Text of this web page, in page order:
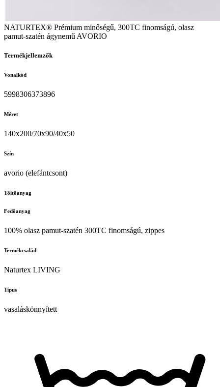
NATURTEX® Prémium minőségű, 300TC finomságú, olasz
pamut-szatén ágynemű AVORIO
Termékjellemzők
Vonalkód
5998306373896
Méret
140x200/70x90/40x50
Szín
avorio (elefántcsont)
Töltőanyag
Fedőanyag
100% olasz pamut-szatén 300TC finomságú, zippes
Termékcsalád
Naturtex LIVING
Típus
vasaláskönnyített